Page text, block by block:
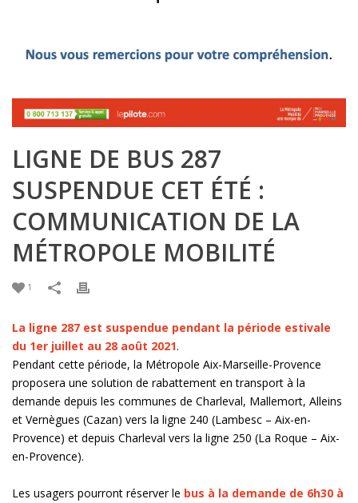
LIGNE DE BUS 287
SUSPENDUE CET ÉTÉ :
COMMUNICATION DE LA
MÉTROPOLE MOBILITÉ
1
La ligne 287 est suspendue pendant la période estivale
du 1er juillet au 28 août 2021.
Pendant cette période, la Métropole Aix-Marseille-Provence
proposera une solution de rabattement en transport à la
demande depuis les communes de Charleval, Mallemort, Alleins
et Vernègues (Cazan) vers la ligne 240 (Lambesc – Aix-en-
Provence) et depuis Charleval vers la ligne 250 (La Roque – Aix-
en-Provence).
Les usagers pourront réserver le bus à la demande de 6h30 à